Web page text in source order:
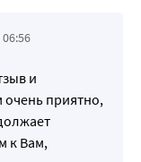
06:56
и
очень приятно,
к Вам,